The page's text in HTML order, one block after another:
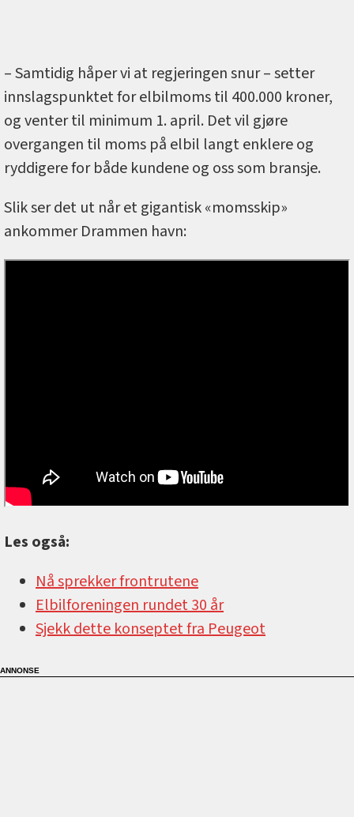
– Samtidig håper vi at regjeringen snur – setter
innslagspunktet for elbilmoms til 400.000 kroner,
og venter til minimum 1. april. Det vil gjøre
overgangen til moms på elbil langt enklere og
ryddigere for både kundene og oss som bransje.
Slik ser det ut når et gigantisk «momsskip»
ankommer Drammen havn:
Les også:
Nå sprekker frontrutene
Elbilforeningen rundet 30 år
Sjekk dette konseptet fra Peugeot